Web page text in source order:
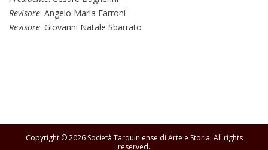
Revisore: Angelo Maria Farroni
Revisore: Giovanni Natale Sbarrato
Copyright © 2026 Società Tarquiniense di Arte e Storia. All rights
reserved.